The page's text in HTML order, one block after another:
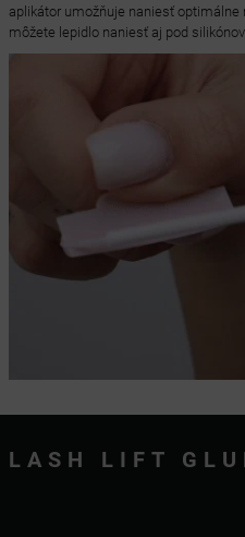
aplikátor umožňuje naniesť optimálne
môžete lepidlo naniesť aj pod
LASH LIFT